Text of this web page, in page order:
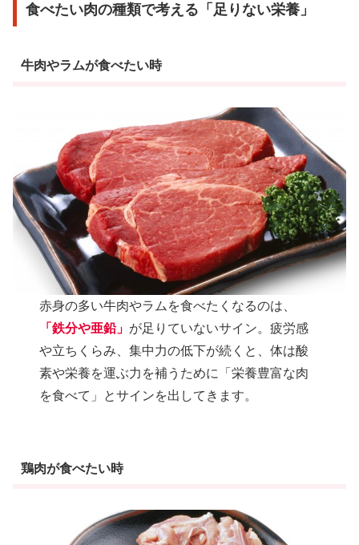
食べたい肉の種類で考える「足りない栄養」
牛肉やラムが食べたい時
赤身の多い牛肉やラムを食べたくなるのは、
「鉄分や亜鉛」 が足りていないサイン。疲労感
や立ちくらみ、集中力の低下が続くと、体は酸
素や栄養を運ぶ力を補うために「栄養豊富な肉
を食べて」とサインを出してきます。
鶏肉が食べたい時